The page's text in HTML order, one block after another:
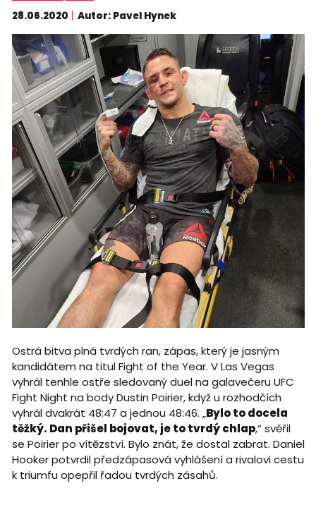
28.06.2020 Autor: Pavel Hynek
Ostrá bitva plná tvrdých ran, zápas, který je jasným
kandidátem na titul Fight of the Year. V Las Vegas
vyhrál tenhle ostře sledovaný duel na galavečeru UFC
Fight Night na body Dustin Poirier, když u rozhodčích
vyhrál dvakrát 48:47 a jednou 48:46. „Bylo to docela
těžký. Dan přišel bojovat, je to tvrdý chlap,“ svěřil
se Poirier po vítězství. Bylo znát, že dostal zabrat. Daniel
Hooker potvrdil předzápasová vyhlášení a rivalovi cestu
k triumfu opepřil řadou tvrdých zásahů.